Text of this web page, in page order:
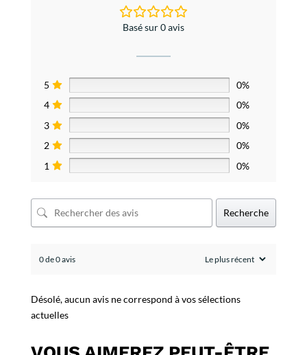
Basé sur 0 avis
5
0%
4
0%
3
0%
2
0%
1
0%
Recherche
0 de 0 avis
Désolé, aucun avis ne correspond à vos sélections
actuelles